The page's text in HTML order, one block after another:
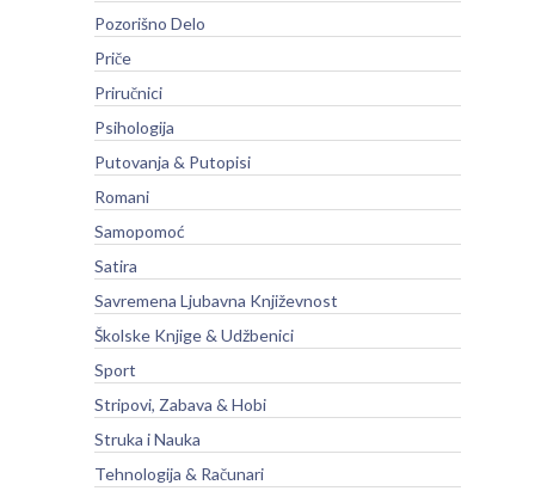
Pozorišno Delo
Priče
Priručnici
Psihologija
Putovanja & Putopisi
Romani
Samopomoć
Satira
Savremena Ljubavna Književnost
Školske Knjige & Udžbenici
Sport
Stripovi, Zabava & Hobi
Struka i Nauka
Tehnologija & Računari